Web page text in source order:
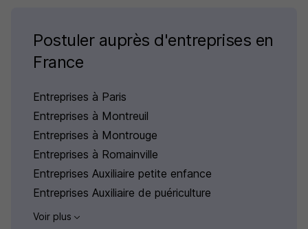
Postuler auprès d'entreprises en
France
Entreprises à Paris
Entreprises à Montreuil
Entreprises à Montrouge
Entreprises à Romainville
Entreprises Auxiliaire petite enfance
Entreprises Auxiliaire de puériculture
Voir plus